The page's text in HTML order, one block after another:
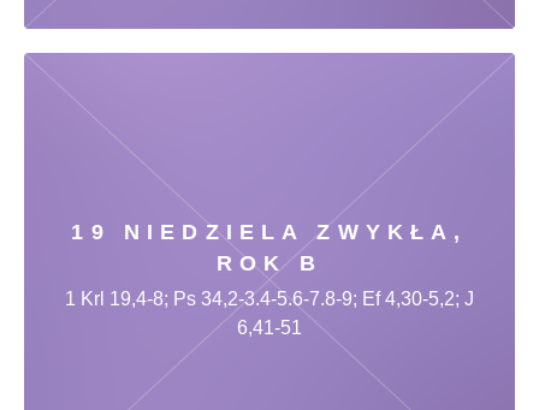
19 NIEDZIELA ZWYKŁA,
ROK B
1 Krl 19,4-8; Ps 34,2-3.4-5.6-7.8-9; Ef 4,30-5,2; J
6,41-51